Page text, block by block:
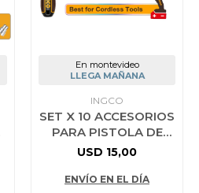
En montevideo
LLEGA MAÑANA
INGCO
SET X 10 ACCESORIOS
PARA PISTOLA DE
CALOR INGCO
USD 15,00
ENVÍO EN EL DÍA